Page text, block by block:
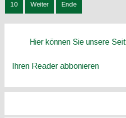
10 Weiter Ende
Hier können Sie unsere
Ihren Reader abbonieren